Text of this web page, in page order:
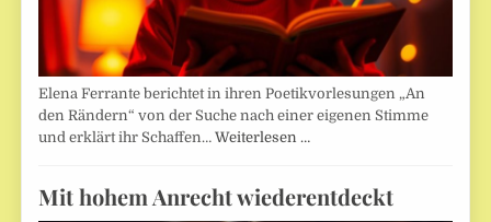
Elena Ferrante berichtet in ihren Poetikvorlesungen „An
den Rändern“ von der Suche nach einer eigenen Stimme
und erklärt ihr Schaffen…Weiterlesen …
Mit hohem Anrecht wiederentdeckt